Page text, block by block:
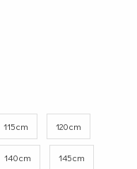
115cm 120cm
140cm 145cm